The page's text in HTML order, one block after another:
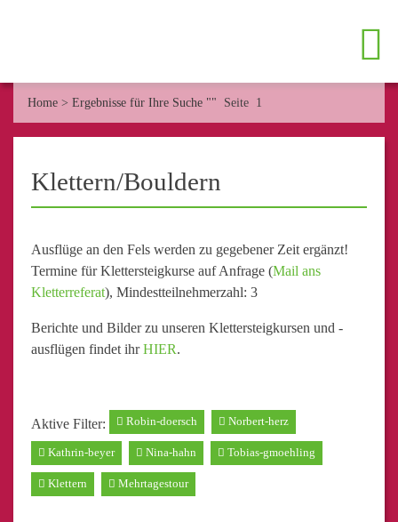
Home > Ergebnisse für Ihre Suche "" Seite 1
Klettern/Bouldern
Ausflüge an den Fels werden zu gegebener Zeit ergänzt!
Termine für Klettersteigkurse auf Anfrage (Mail ans
Kletterreferat), Mindestteilnehmerzahl: 3
Berichte und Bilder zu unseren Klettersteigkursen und -
ausflügen findet ihrHIER.
Aktive Filter: Robin-doersch Norbert-herz
Kathrin-beyer Nina-hahn Tobias-gmoehling
Klettern Mehrtagestour